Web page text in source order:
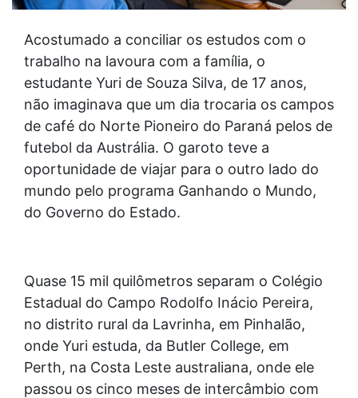
Acostumado a conciliar os estudos com o
trabalho na lavoura com a família, o
estudante Yuri de Souza Silva, de 17 anos,
não imaginava que um dia trocaria os campos
de café do Norte Pioneiro do Paraná pelos de
futebol da Austrália. O garoto teve a
oportunidade de viajar para o outro lado do
mundo pelo programa Ganhando o Mundo,
do Governo do Estado.
Quase 15 mil quilômetros separam o Colégio
Estadual do Campo Rodolfo Inácio Pereira,
no distrito rural da Lavrinha, em Pinhalão,
onde Yuri estuda, da Butler College, em
Perth, na Costa Leste australiana, onde ele
passou os cinco meses de intercâmbio com